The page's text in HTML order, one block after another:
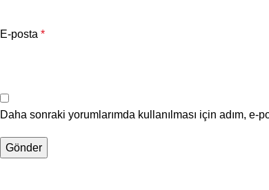
E-posta *
Daha sonraki yorumlarımda kullanılması için adım,